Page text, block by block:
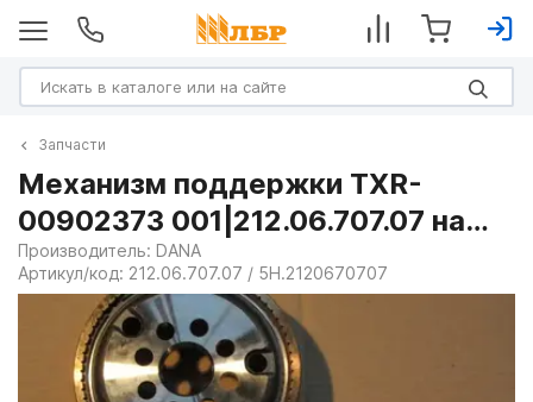
Запчасти
Механизм поддержки TXR-
00902373 001|212.06.707.07 на
Погрузчики телескопические
Производитель: DANA
Артикул/код: 212.06.707.07 / 5H.2120670707